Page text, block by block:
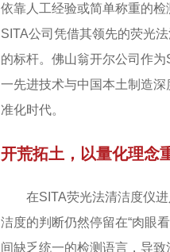
依靠人工经验或简单称重的
SITA公司凭借其领先的荧光
的标杆。佛山翁开尔公司作
一先进技术与中国本土制造
准化时代。
开荒拓土，以量化理念
在SITA荧光法清洁度仪
洁度的判断仍然停留在“肉眼
间缺乏统一的检测语言，导